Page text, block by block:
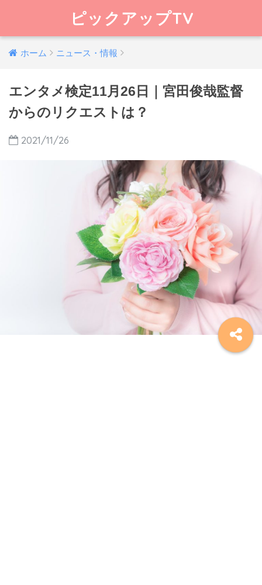
ピックアップTV
ホーム ニュース・情報
エンタメ検定11月26日｜宮田俊哉監督
からのリクエストは？
2021/11/26